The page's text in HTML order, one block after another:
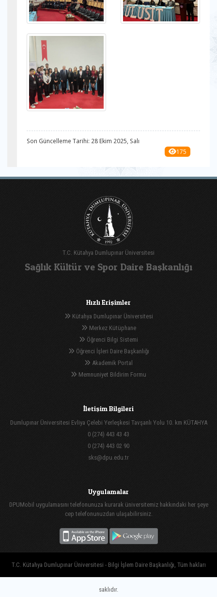
Son Güncelleme Tarihi: 28 Ekim 2025, Salı
175
T.C. Kütahya Dumlupınar Üniversitesi
Sağlık Kültür ve Spor Daire Başkanlığı
Hızlı Erişimler
Kütahya Dumlupınar Üniversitesi
Merkez Kütüphane
Öğrenci Bilgi Sistemi
Öğrenci İşleri Daire Başkanlığı
Akademik Portal
Memnuniyet Bildirim Formu
İletişim Bilgileri
Dumlupınar Üniversitesi Evliya Çelebi Yerleşkesi Tavşanlı Yolu 10. km KÜTAHYA
0 (274) 443 43 43
0 (274) 443 02 90
sks@dpu.edu.tr
Uygulamalar
DPUMobil uygulamasını telefonunuza kurarak üniversitemiz hakkındaki her şeye
cep telefonunuzdan ulaşabilirsiniz.
T.C. Kütahya Dumlupınar Üniversitesi - Bilgi İşlem Daire Başkanlığı, Tüm hakları
saklıdır.